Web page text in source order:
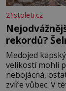
21stoleti.cz
rekordů?
Medojed
velikostí mohli
nebojácná,
zvíře vůbec. V